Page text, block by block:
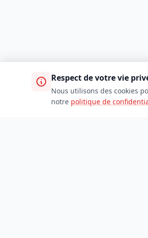
Respect de votre vie
Nous utilisons des cookies
notre politique de